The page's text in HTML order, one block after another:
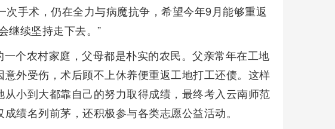
手术，仍在全力与病魔抗争，希望今年9月能够重返
继续坚持走下去。”
个农村家庭，父母都是朴实的农民。父亲常年在工地
外受伤，术后顾不上休养便重返工地打工还债。这样
小到大都靠自己的努力取得成绩，最终考入云南师范
绩名列前茅，还积极参与各类志愿公益活动。